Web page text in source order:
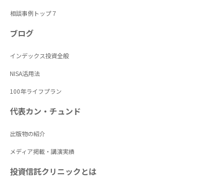
相談事例トップ７
ブログ
インデックス投資全般
NISA活用法
100年ライフプラン
代表カン・チュンド
出版物の紹介
メディア掲載・講演実績
投資信託クリニックとは